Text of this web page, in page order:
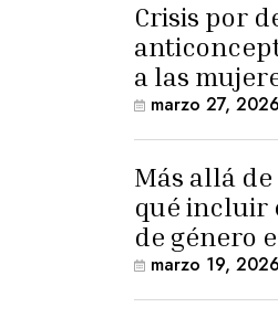
Crisis por
a las
rurales
marzo 27, 2026
Más allá
qué incluir
de género
de Fiscal
marzo 19, 2026